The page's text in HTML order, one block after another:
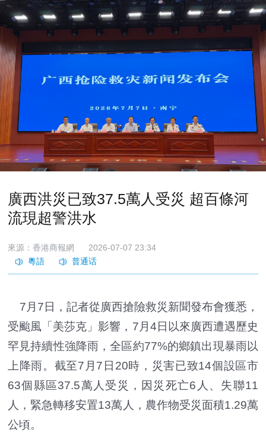
廣西洪災已致37.5萬人受災 超百條河
流現超警洪水
來源：香港商報網 2026-07-07 23:34
7月7日，記者從廣西搶險救災新聞發布會獲悉，
受颱風「美莎克」影響，7月4日以來廣西遭遇歷史
罕見持續性強降雨，全區約77%的鄉鎮出現暴雨以
上降雨。截至7月7日20時，災害已致14個設區市
63個縣區37.5萬人受災，因災死亡6人、失聯11
人，緊急轉移安置13萬人，農作物受災面積1.29萬
公頃。